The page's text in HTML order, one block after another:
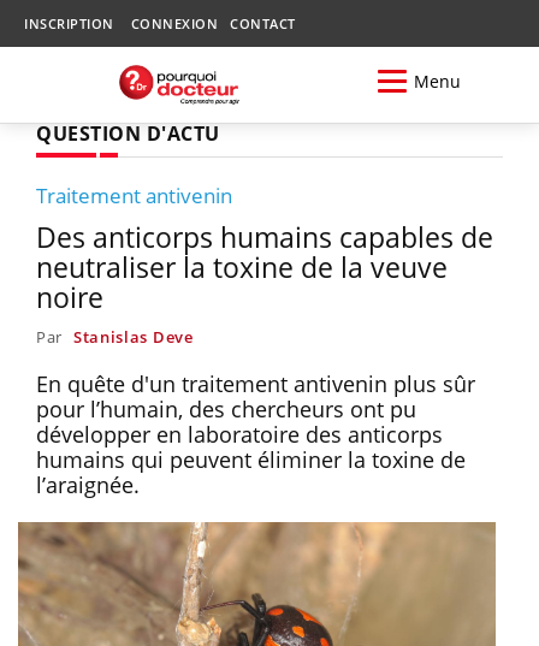
INSCRIPTION CONNEXION CONTACT
Menu
QUESTION D'ACTU
Traitement antivenin
Des anticorps humains capables de
neutraliser la toxine de la veuve
noire
Par Stanislas Deve
En quête d'un traitement antivenin plus sûr
pour l’humain, des chercheurs ont pu
développer en laboratoire des anticorps
humains qui peuvent éliminer la toxine de
l’araignée.